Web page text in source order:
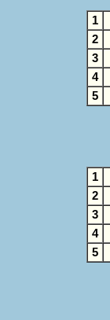
1
2
3
4
5
1
2
3
4
5